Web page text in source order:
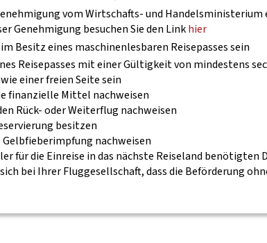
vom Wirtschafts- und
Genehmigung besuchen Sie den Linkhier
Besitz eines maschinenlesbaren Reisepasses sein
Reisepasses mit einer Gültigkeit von mindestens
einer freien Seite sein
finanzielle Mittel nachweisen
Rück- oder Weiterflug nachweisen
besitzen
Gelbfieberimpfung nachweisen
für die Einreise in das nächste Reiseland benötigten
bei Ihrer Fluggesellschaft, dass die Beförderung